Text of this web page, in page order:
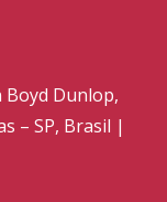
Boyd Dunlop,
– SP, Brasil |